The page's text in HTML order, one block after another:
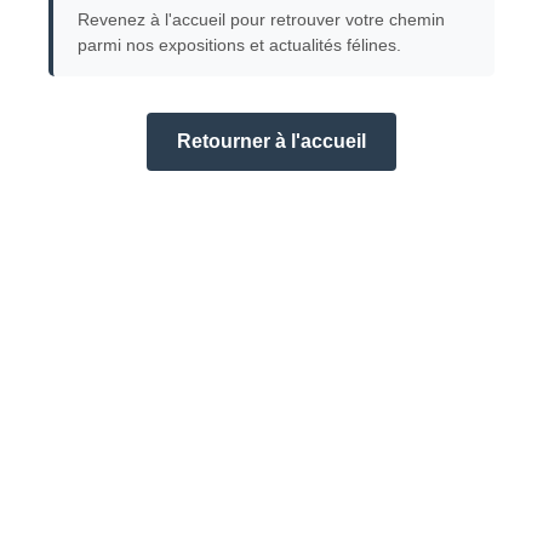
Revenez à l'accueil pour retrouver votre chemin
parmi nos expositions et actualités félines.
Retourner à l'accueil